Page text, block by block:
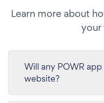
Learn more about
your
Will any POWR
website?